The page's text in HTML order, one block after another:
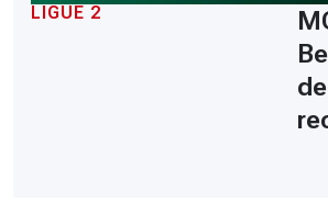
LIGUE 2